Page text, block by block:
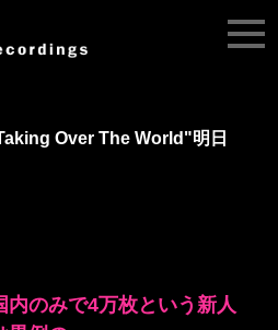
Over The World"明日
内のみで4万枚という新人